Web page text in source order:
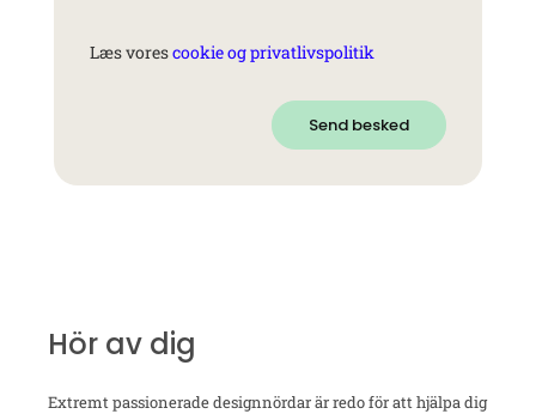
Læs vorescookie og privatlivspolitik
Send besked
Hör av dig
Extremt passionerade designnördar är redo för att hjälpa dig